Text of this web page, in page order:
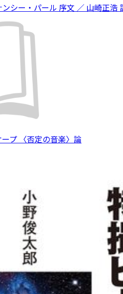
シー・パール 序文 ／ 山崎正浩
プ 〈否定の音楽〉論